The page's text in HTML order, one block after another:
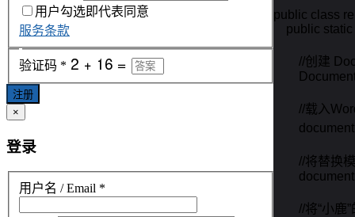
public class
public
//创建
//载入
//将
//将“
用户勾选即代表同意
服务条款
验证码 *
注册
×
登录
用户名 / Email *